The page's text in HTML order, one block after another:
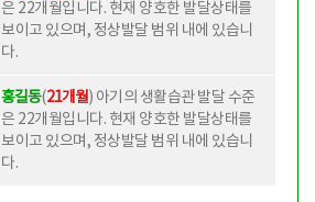
은 22개월입니다. 현재 양호한 발달상태를
보이고 있으며, 정상발달 범위 내에 있습니
다.
홍길동(21개월) 아기의 생활습관 발달 수준
은 22개월입니다. 현재 양호한 발달상태를
보이고 있으며, 정상발달 범위 내에 있습니
다.